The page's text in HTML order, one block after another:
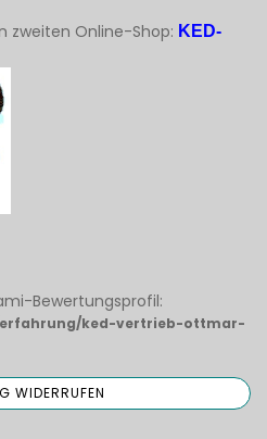
zweiten Online-Shop: KED-
Bewertungsprofil:
ked-vertrieb-ottmar-